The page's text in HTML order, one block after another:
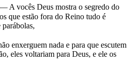
— A vocês Deus mostra o segredo do
que estão fora do Reino tudo é
enxerguem nada e para que escutem
eles voltariam para Deus, e ele os